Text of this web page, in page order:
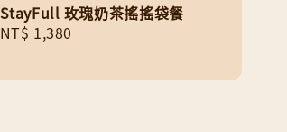
StayFull 玫瑰奶茶搖搖袋餐
Regular
NT$ 1,380